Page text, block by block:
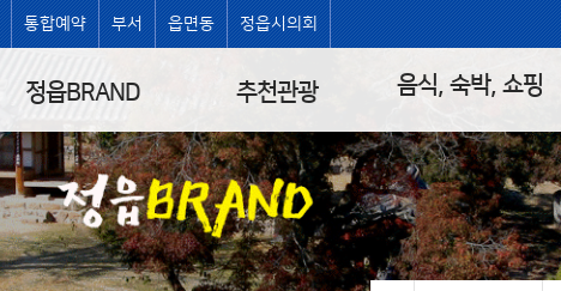
통합예약 부서 읍면동 정읍시의회
정읍BRAND 추천관광 음식, 숙박, 쇼핑